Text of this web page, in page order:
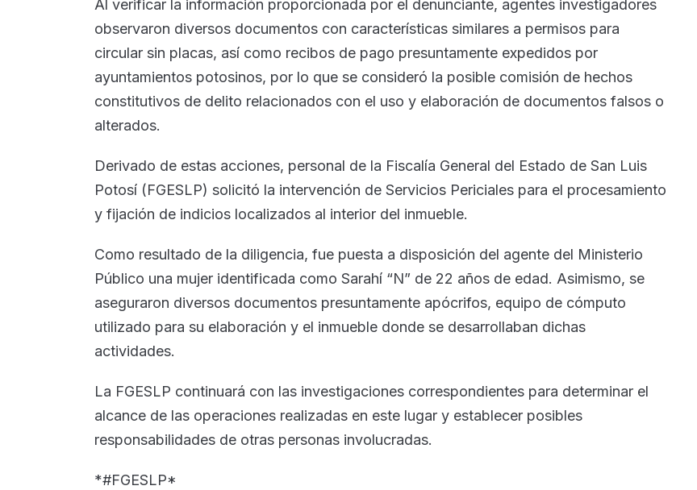
Al verificar la información proporcionada por el denunciante, agentes investigadores
observaron diversos documentos con características similares a permisos para
circular sin placas, así como recibos de pago presuntamente expedidos por
ayuntamientos potosinos, por lo que se consideró la posible comisión de hechos
constitutivos de delito relacionados con el uso y elaboración de documentos falsos o
alterados.
Derivado de estas acciones, personal de la Fiscalía General del Estado de San Luis
Potosí (FGESLP) solicitó la intervención de Servicios Periciales para el procesamiento
y fijación de indicios localizados al interior del inmueble.
Como resultado de la diligencia, fue puesta a disposición del agente del Ministerio
Público una mujer identificada como Sarahí “N” de 22 años de edad. Asimismo, se
aseguraron diversos documentos presuntamente apócrifos, equipo de cómputo
utilizado para su elaboración y el inmueble donde se desarrollaban dichas
actividades.
La FGESLP continuará con las investigaciones correspondientes para determinar el
alcance de las operaciones realizadas en este lugar y establecer posibles
responsabilidades de otras personas involucradas.
*#FGESLP*